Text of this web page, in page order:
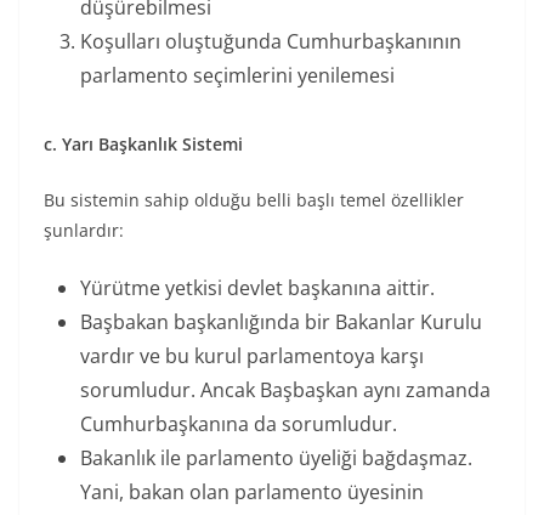
düşürebilmesi
Koşulları oluştuğunda Cumhurbaşkanının
parlamento seçimlerini yenilemesi
c. Yarı Başkanlık Sistemi
Bu sistemin sahip olduğu belli başlı temel özellikler
şunlardır:
Yürütme yetkisi devlet başkanına aittir.
Başbakan başkanlığında bir Bakanlar Kurulu
vardır ve bu kurul parlamentoya karşı
sorumludur. Ancak Başbaşkan aynı zamanda
Cumhurbaşkanına da sorumludur.
Bakanlık ile parlamento üyeliği bağdaşmaz.
Yani, bakan olan parlamento üyesinin